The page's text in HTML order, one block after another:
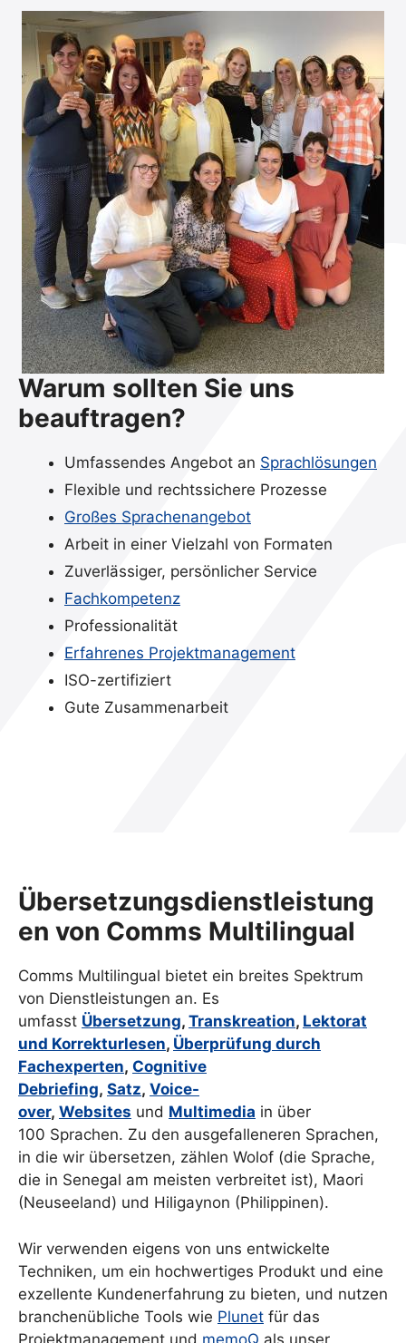
Warum sollten Sie uns
beauftragen?
Umfassendes Angebot an Sprachlösungen
Flexible und rechtssichere Prozesse
Großes Sprachenangebot
Arbeit in einer Vielzahl von Formaten
Zuverlässiger, persönlicher Service
Fachkompetenz
Professionalität
Erfahrenes Projektmanagement
ISO-zertifiziert
Gute Zusammenarbeit
Übersetzungsdienstleistung
en von Comms Multilingual
Comms Multilingual bietet ein breites Spektrum
von Dienstleistungen an. Es
umfasst Übersetzung, Transkreation, Lektorat
und Korrekturlesen, Überprüfung durch
Fachexperten, Cognitive
Debriefing, Satz, Voice-
over, Websites und Multimedia in über
100 Sprachen. Zu den ausgefalleneren Sprachen,
in die wir übersetzen, zählen Wolof (die Sprache,
die in Senegal am meisten verbreitet ist), Maori
(Neuseeland) und Hiligaynon (Philippinen).
Wir verwenden eigens von uns entwickelte
Techniken, um ein hochwertiges Produkt und eine
exzellente Kundenerfahrung zu bieten, und nutzen
branchenübliche Tools wie Plunet für das
Projektmanagement und memoQ als unser